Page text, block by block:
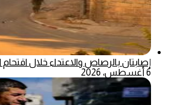
إصابتان بالرصاص والاعتداء خلال اقتحام
6 أغسطس، 2026